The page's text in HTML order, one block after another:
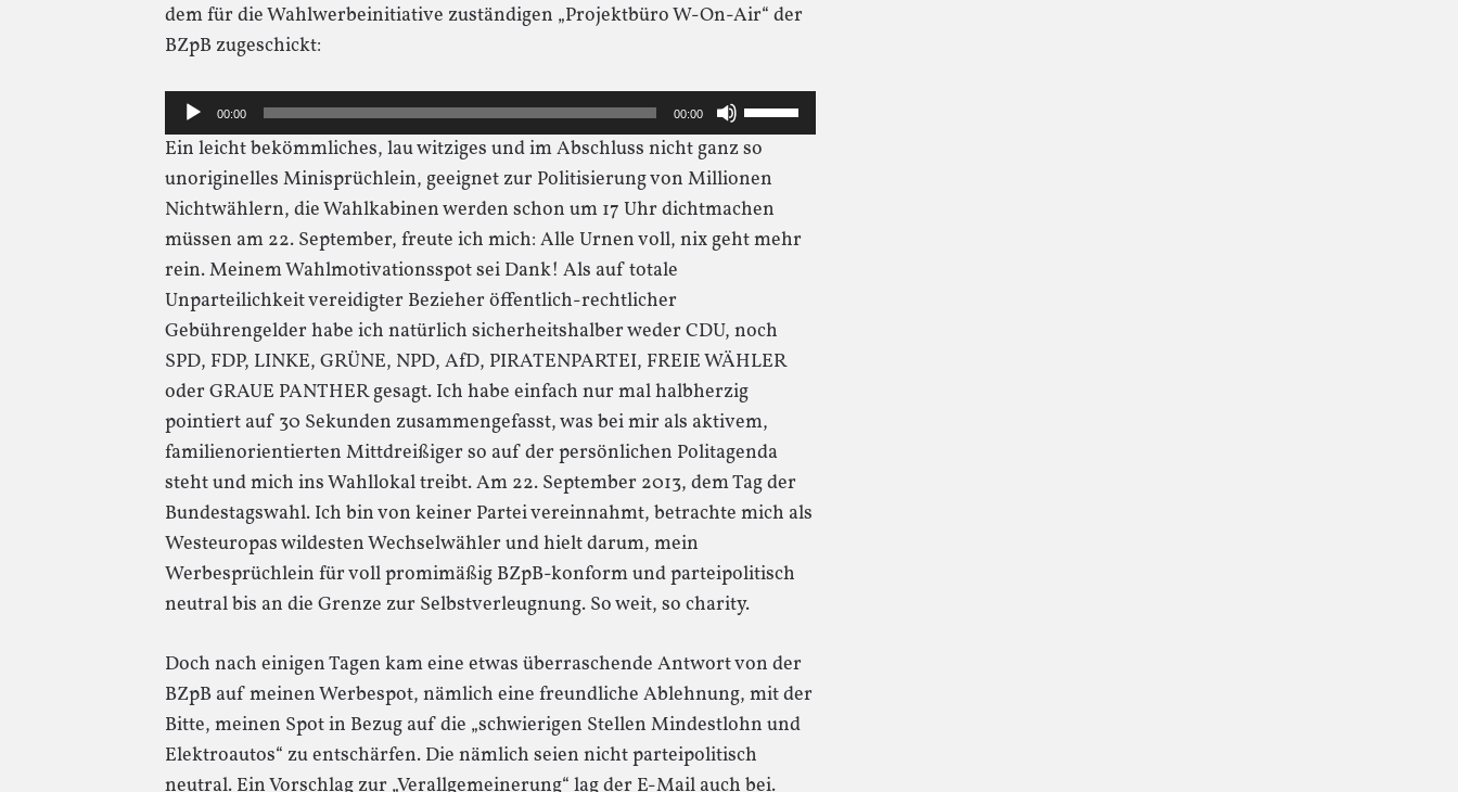
dem für die Wahlwerbeinitiative zuständigen „Projektbüro W-On-Air“ der
BZpB zugeschickt:
Audio-
Player
00:00 00:00
Pfeiltasten
Hoch/Runter
um
regeln.
Ein leicht bekömmliches, lau witziges und im Abschluss nicht ganz so
unoriginelles Minisprüchlein, geeignet zur Politisierung von Millionen
Nichtwählern, die Wahlkabinen werden schon um 17 Uhr dichtmachen
müssen am 22. September, freute ich mich: Alle Urnen voll, nix geht mehr
rein. Meinem Wahlmotivationsspot sei Dank! Als auf totale
Unparteilichkeit vereidigter Bezieher öffentlich-rechtlicher
Gebührengelder habe ich natürlich sicherheitshalber weder CDU, noch
SPD, FDP, LINKE, GRÜNE, NPD, AfD, PIRATENPARTEI, FREIE WÄHLER
oder GRAUE PANTHER gesagt. Ich habe einfach nur mal halbherzig
pointiert auf 30 Sekunden zusammengefasst, was bei mir als aktivem,
familienorientierten Mittdreißiger so auf der persönlichen Politagenda
steht und mich ins Wahllokal treibt. Am 22. September 2013, dem Tag der
Bundestagswahl. Ich bin von keiner Partei vereinnahmt, betrachte mich als
Westeuropas wildesten Wechselwähler und hielt darum, mein
Werbesprüchlein für voll promimäßig BZpB-konform und parteipolitisch
neutral bis an die Grenze zur Selbstverleugnung. So weit, so charity.
Doch nach einigen Tagen kam eine etwas überraschende Antwort von der
BZpB auf meinen Werbespot, nämlich eine freundliche Ablehnung, mit der
Bitte, meinen Spot in Bezug auf die „schwierigen Stellen Mindestlohn und
Elektroautos“ zu entschärfen. Die nämlich seien nicht parteipolitisch
neutral. Ein Vorschlag zur „Verallgemeinerung“ lag der E-Mail auch bei.